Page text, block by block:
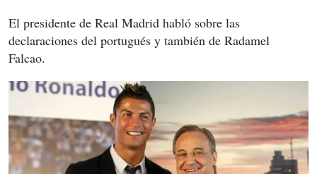
El presidente de Real Madrid habló sobre las
declaraciones del portugués y también de Radamel
Falcao.